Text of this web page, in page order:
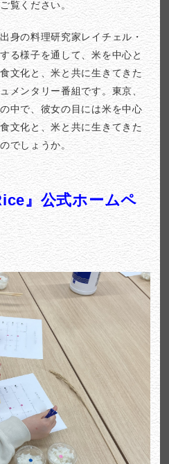
覧ください。
身の料理研究家レイチェル・
る様子を通して、米を中心と
文化と、米と共に生きてきた
メンタリー番組です。東京、
中で、彼女の目には米を中心
文化と、米と共に生きてきた
でしょうか。
』公式ホームペ